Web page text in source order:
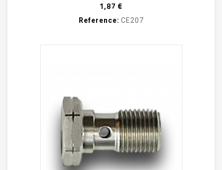
1,87 €
Reference: CE207